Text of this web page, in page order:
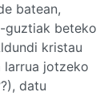
batean,
guztiak beteko
kristau
larrua jotzeko
datu